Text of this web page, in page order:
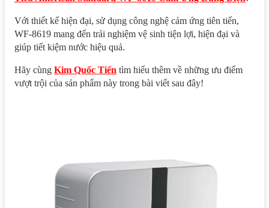
Với thiết kế hiện đại, sử dụng công nghệ cảm ứng tiên tiến,
WF-8619 mang đến trải nghiệm vệ sinh tiện lợi, hiện đại và
giúp tiết kiệm nước hiệu quả.
Hãy cùng Kim Quốc Tiến tìm hiểu thêm về những ưu điểm
vượt trội của sản phẩm này trong bài viết sau đây!